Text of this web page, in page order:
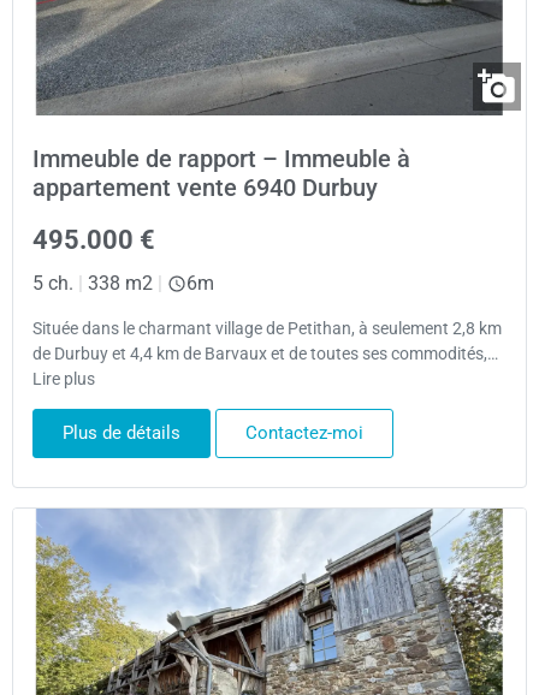
Immeuble de rapport – Immeuble à
appartement vente 6940 Durbuy
495.000 €
5 ch. 338 m2 6m
Située dans le charmant village de Petithan, à seulement 2,8 km
de Durbuy et 4,4 km de Barvaux et de toutes ses commodités,…
Lire plus
Plus de détails Contactez-moi